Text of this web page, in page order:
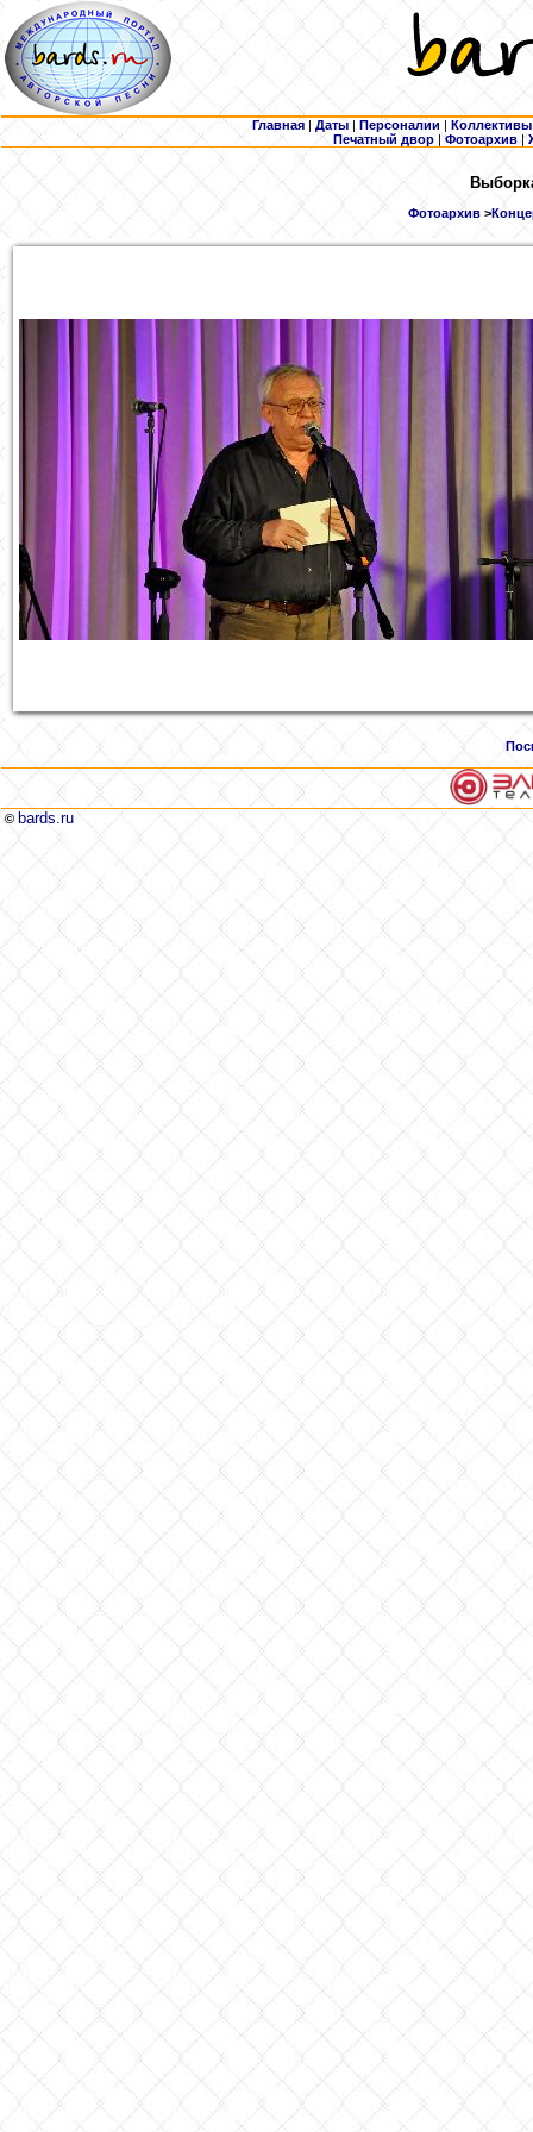
Главная | Даты | Персоналии | Коллективы
Печатный двор |Фотоархив |
Фотоархив>
© bards.ru